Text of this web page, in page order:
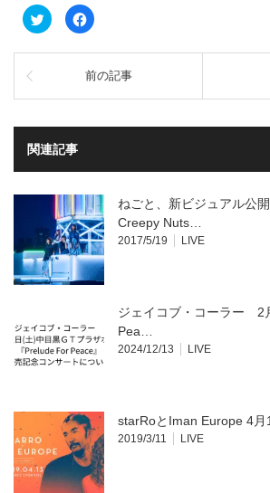
ク
リ
共
(新
い
ウ
開
き
ま
す)
Facebook
で
る
に
ク
ッ
い
(新
し
い
ウ
ィ
ン
ド
ウ
ま
す)
前の記事
関連記事
ねごと、新ビジュアル公
Creepy Nuts…
2017/5/19 LIVE
ジェイコブ・コーラー 2
Pea…
2024/12/13 LIVE
starRoとIman Europe 4
2019/3/11 LIVE